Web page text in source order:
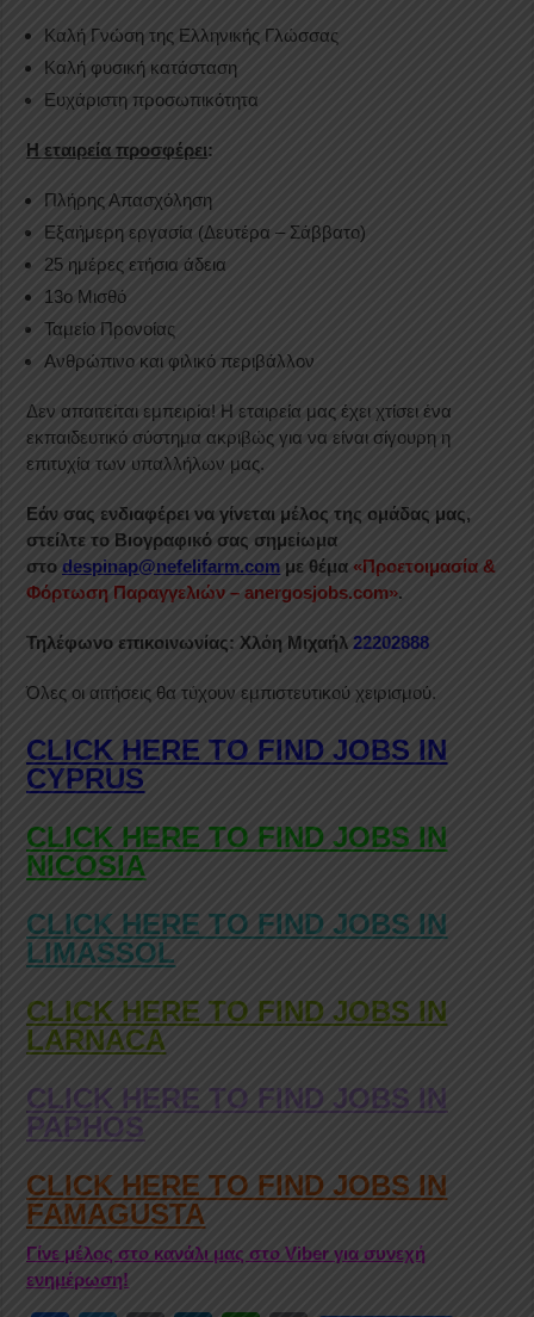
Καλή Γνώση της Ελληνικής Γλώσσας
Καλή φυσική κατάσταση
Ευχάριστη προσωπικότητα
Η εταιρεία προσφέρει:
Πλήρης Απασχόληση
Εξαήμερη εργασία (Δευτέρα – Σάββατο)
25 ημέρες ετήσια άδεια
13ο Μισθό
Ταμείο Προνοίας
Ανθρώπινο και φιλικό περιβάλλον
Δεν απαιτείται εμπειρία! Η εταιρεία μας έχει χτίσει ένα
εκπαιδευτικό σύστημα ακριβώς για να είναι σίγουρη η
επιτυχία των υπαλλήλων μας.
Εάν σας ενδιαφέρει να γίνεται μέλος της ομάδας μας,
στείλτε το Βιογραφικό σας σημείωμα
στο despinap@nefelifarm.com με θέμα«Προετοιμασία &
Φόρτωση Παραγγελιών – anergosjobs.com».
Τηλέφωνο επικοινωνίας: Χλόη Μιχαήλ 22202888
Όλες οι αιτήσεις θα τύχουν εμπιστευτικού χειρισμού.
CLICK HERE TO FIND JOBS IN
CYPRUS
CLICK HERE TO FIND JOBS IN
NICOSIA
CLICK HERE TO FIND JOBS IN
LIMASSOL
CLICK HERE TO FIND JOBS IN
LARNACA
CLICK HERE TO FIND JOBS IN
PAPHOS
CLICK HERE TO FIND JOBS IN
FAMAGUSTA
Γίνε μέλος στο κανάλι μας στο Viber για συνεχή
ενημέρωση!